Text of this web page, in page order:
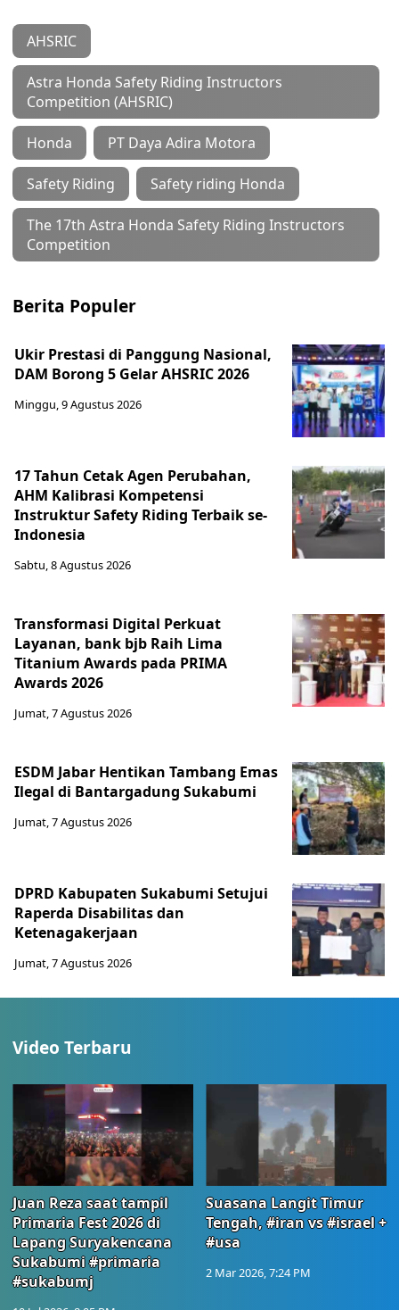
AHSRIC
Astra Honda Safety Riding Instructors
Competition (AHSRIC)
Honda PT Daya Adira Motora
Safety Riding Safety riding Honda
The 17th Astra Honda Safety Riding Instructors
Competition
Berita Populer
Ukir Prestasi di Panggung Nasional,
DAM Borong 5 Gelar AHSRIC 2026
Minggu, 9 Agustus 2026
17 Tahun Cetak Agen Perubahan,
AHM Kalibrasi Kompetensi
Instruktur Safety Riding Terbaik se-
Indonesia
Sabtu, 8 Agustus 2026
Transformasi Digital Perkuat
Layanan, bank bjb Raih Lima
Titanium Awards pada PRIMA
Awards 2026
Jumat, 7 Agustus 2026
ESDM Jabar Hentikan Tambang Emas
Ilegal di Bantargadung Sukabumi
Jumat, 7 Agustus 2026
DPRD Kabupaten Sukabumi Setujui
Raperda Disabilitas dan
Ketenagakerjaan
Jumat, 7 Agustus 2026
Video Terbaru
Juan Reza saat tampil
Primaria Fest 2026 di
Lapang Suryakencana
Sukabumi #primaria
#sukabumj
Suasana Langit Timur
Tengah, #iran vs #israel +
#usa
2 Mar 2026, 7:24 PM